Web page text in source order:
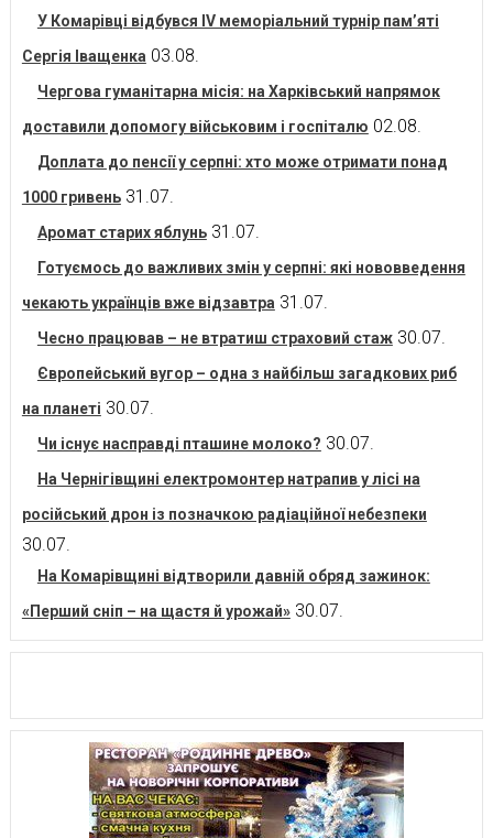
У Комарівці відбувся IV меморіальний турнір пам’яті
Сергія Іващенка 03.08.
Чергова гуманітарна місія: на Харківський напрямок
доставили допомогу військовим і госпіталю 02.08.
Доплата до пенсії у серпні: хто може отримати понад
1000 гривень 31.07.
Аромат старих яблунь 31.07.
Готуємось до важливих змін у серпні: які нововведення
чекають українців вже відзавтра 31.07.
Чесно працював – не втратиш страховий стаж 30.07.
Європейський вугор – одна з найбільш загадкових риб
на планеті 30.07.
Чи існує насправді пташине молоко? 30.07.
На Чернігівщині електромонтер натрапив у лісі на
російський дрон із позначкою радіаційної небезпеки
30.07.
На Комарівщині відтворили давній обряд зажинок:
«Перший сніп – на щастя й урожай» 30.07.